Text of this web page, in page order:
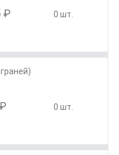
₽ 0 шт.
0 шт.